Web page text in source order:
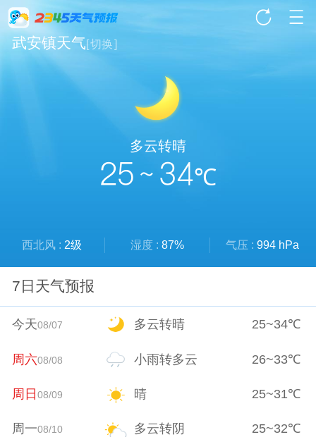
武安镇天气[切换]
多云转晴
25 ~ 34℃
西北风 : 2级 湿度 : 87% 气压 : 994 hPa
7日天气预报
今天08/07 多云转晴 25~34℃
周六08/08 小雨转多云 26~33℃
周日08/09 晴 25~31℃
周一08/10 多云转阴 25~32℃